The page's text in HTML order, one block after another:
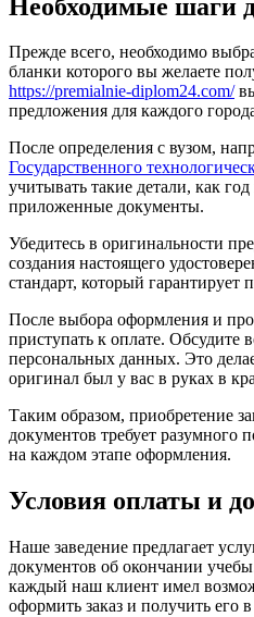
Необходимые шаги
Прежде всего, необходимо
бланки которого вы желаете
https://premialnie-diplom24.com/
предложения для каждого
После определения с вузом,
Государственного
учитывать такие детали, как
приложенные документы.
Убедитесь в оригинальности
создания настоящего
стандарт, который гарантирует
После выбора оформления и
приступать к оплате. Обсудите
персональных данных. Это
оригинал был у вас в руках в
Таким образом, приобретение
документов требует разумного
на каждом этапе оформления.
Условия оплаты и
Наше заведение предлагает
документов об окончании
каждый наш клиент имел
оформить заказ и получить его